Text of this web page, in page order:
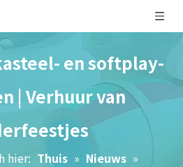
en softplay-
| Verhuur van
hier: Thuis » Nieuws »